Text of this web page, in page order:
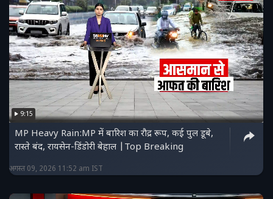
9:15
MP Heavy Rain:MP में बारिश का रौद्र रूप, कई पुल डूबे,
रास्ते बंद, रायसेन-डिंडोरी बेहाल |Top Breaking
अगस्त 09, 2026 11:52 am IST